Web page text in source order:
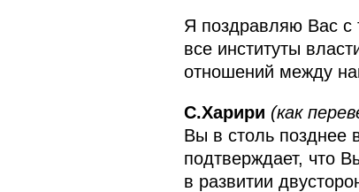
Я поздравляю Вас с
все институты
отношений между
С.Харири (как
Вы в столь позднее
подтверждает, что
в развитии